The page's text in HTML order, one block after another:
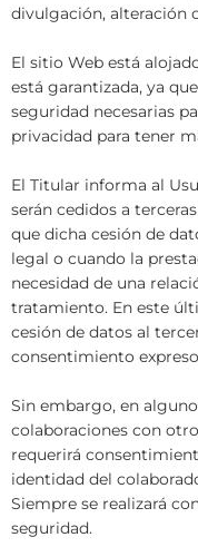
divulgación, alteración
El sitio Web está
está garantizada, ya
seguridad necesarias
privacidad para tener
El Titular informa al
serán cedidos a
que dicha cesión de
legal o cuando la
necesidad de una
tratamiento. En este
cesión de datos al
consentimiento
Sin embargo, en
colaboraciones con
requerirá
identidad del
Siempre se realizará
seguridad.